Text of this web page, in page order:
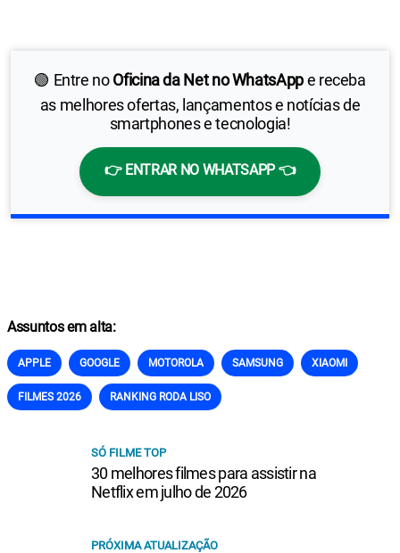
🟢 Entre noOficina da Net no WhatsAppe receba
as melhores ofertas, lançamentos e notícias de
smartphones e tecnologia!
👉 ENTRAR NO WHATSAPP 👈
Assuntos em alta:
APPLE GOOGLE MOTOROLA SAMSUNG XIAOMI
FILMES 2026 RANKING RODA LISO
SÓ FILME TOP
30 melhores filmes para assistir na
Netflix em julho de 2026
PRÓXIMA ATUALIZAÇÃO